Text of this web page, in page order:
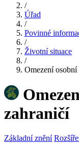
/
Úřad
/
Povinné
/
Životní situace
/
Omezení
zahraničí
Základní znění